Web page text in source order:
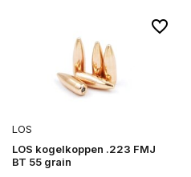
LOS
LOS kogelkoppen .223 FMJ
BT 55 grain